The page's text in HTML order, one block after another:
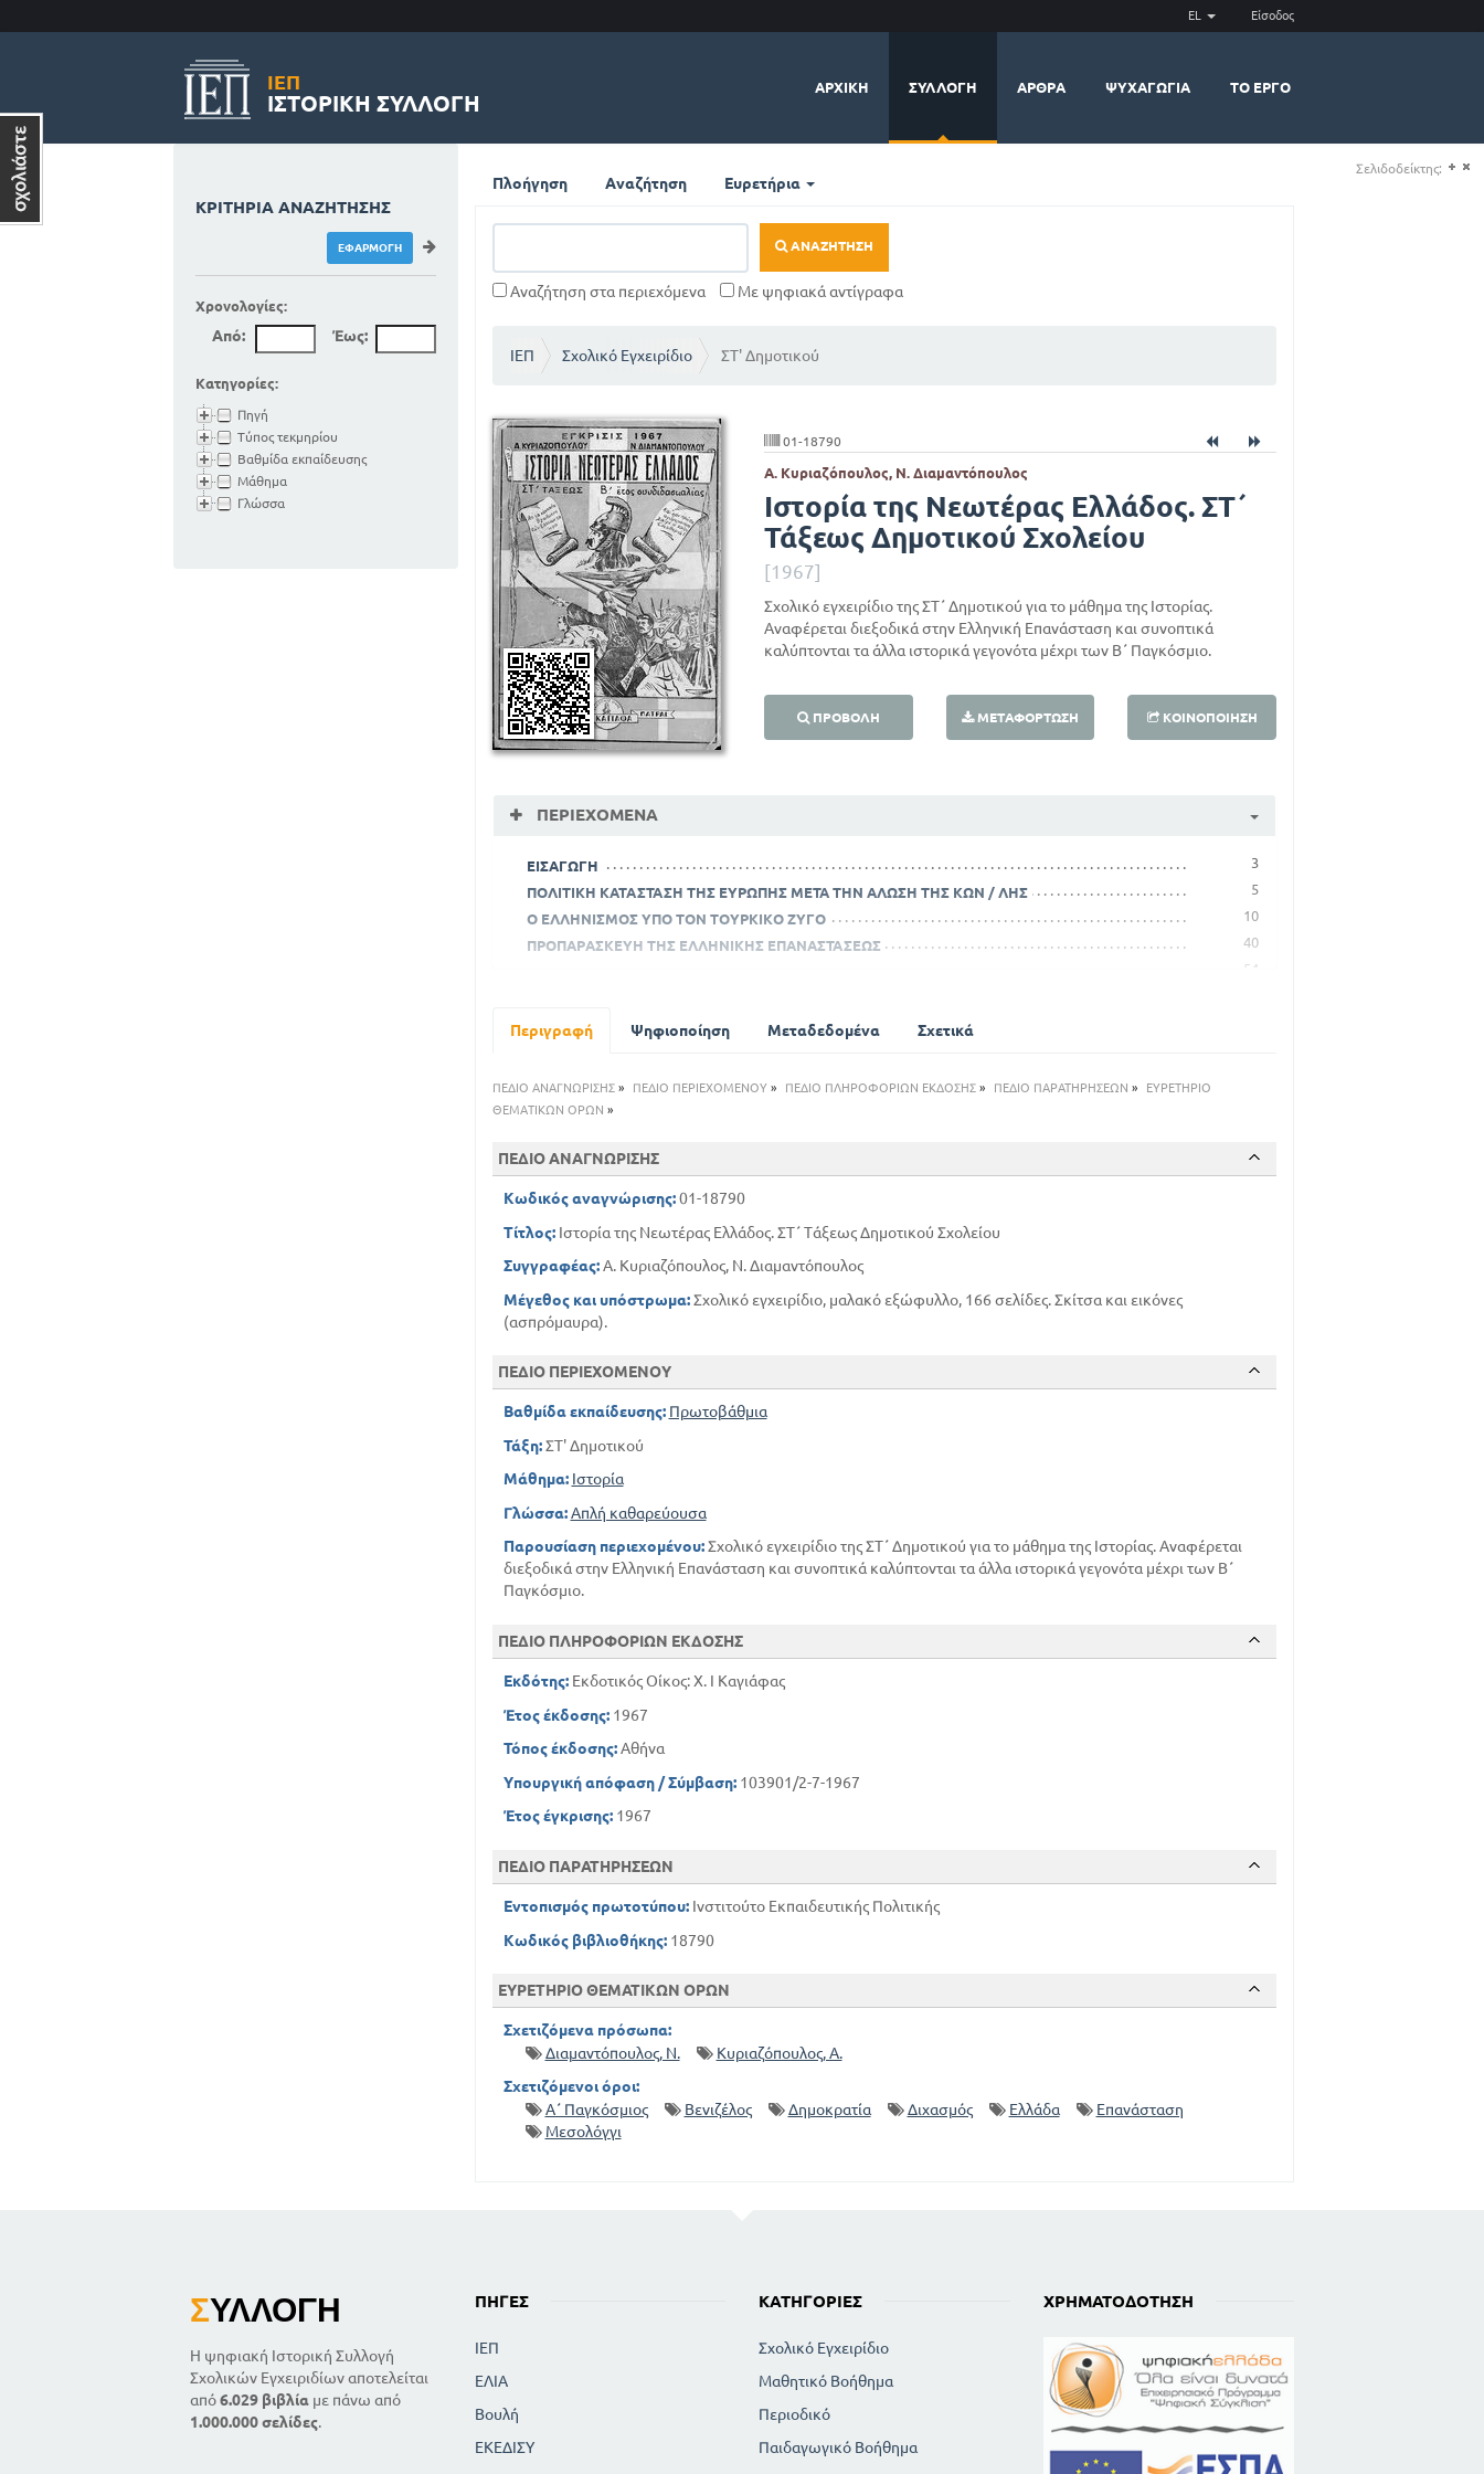
EL Είσοδος
ΙΕΠ
ΙΣΤΟΡΙΚΉ ΣΥΛΛΟΓΉ
ΑΡΧΙΚΉ ΣΥΛΛΟΓΉ ΆΡΘΡΑ ΨΥΧΑΓΩΓΊΑ ΤΟ ΈΡΓΟ
Πλοήγηση Αναζήτηση Ευρετήρια
ΑΝΑΖΉΤΗΣΗ
Αναζήτηση στα περιεχόμενα Με ψηφιακά αντίγραφα
ΙΕΠ Σχολικό Εγχειρίδιο ΣΤ' Δημοτικού
01-18790
Α. Κυριαζόπουλος, Ν. Διαμαντόπουλος
Ιστορία της Νεωτέρας Ελλάδος. ΣΤ΄
Τάξεως Δημοτικού Σχολείου
[1967]
Σχολικό εγχειρίδιο της ΣΤ΄ Δημοτικού για το μάθημα της Ιστορίας.
Αναφέρεται διεξοδικά στην Ελληνική Επανάσταση και συνοπτικά
καλύπτονται τα άλλα ιστορικά γεγονότα μέχρι των Β΄ Παγκόσμιο.
ΠΡΟΒΟΛΉ ΜΕΤΑΦΌΡΤΩΣΗ ΚΟΙΝΟΠΟΊΗΣΗ
ΠΕΡΙΕΧΌΜΕΝΑ
ΕΙΣΑΓΩΓΗ
3
ΠΟΛΙΤΙΚΗ ΚΑΤΑΣΤΑΣΗ ΤΗΣ ΕΥΡΩΠΗΣ ΜΕΤΑ ΤΗΝ ΑΛΩΣΗ ΤΗΣ ΚΩΝ / ΛΗΣ
5
Ο ΕΛΛΗΝΙΣΜΟΣ ΥΠΟ ΤΟΝ ΤΟΥΡΚΙΚΟ ΖΥΓΟ
10
ΠΡΟΠΑΡΑΣΚΕΥΗ ΤΗΣ ΕΛΛΗΝΙΚΗΣ ΕΠΑΝΑΣΤΑΣΕΩΣ
40
54
ΤΡΙΤΟ ΕΤΟΣ ΤΗΣ ΕΠΑΝΑΣΤΑΣΗΣΗ
ΕΚΤΟ ΕΤΟΣ ΤΗΣ ΕΠΑΝΑΣΤΑΣΗΣ
ΤΟ ΕΛΕΥΘΕΡΟ ΒΑΣΙΛΕΙΟ
134
Περιγραφή Ψηφιοποίηση Μεταδεδομένα Σχετικά
ΠΕΔΙΟ ΑΝΑΓΝΩΡΙΣΗΣ» ΠΕΔΙΟ ΠΕΡΙΕΧΟΜΕΝΟΥ» ΠΕΔΙΟ ΠΛΗΡΟΦΟΡΙΩΝ ΕΚΔΟΣΗΣ» ΠΕΔΙΟ ΠΑΡΑΤΗΡΗΣΕΩΝ »
ΕΥΡΕΤΗΡΙΟ
ΘΕΜΑΤΙΚΩΝ ΟΡΩΝ »
ΠΕΔΙΟ ΑΝΑΓΝΩΡΙΣΗΣ
Κωδικός αναγνώρισης:01-18790
Τίτλος:Ιστορία της Νεωτέρας Ελλάδος. ΣΤ΄ Τάξεως Δημοτικού Σχολείου
Συγγραφέας:Α. Κυριαζόπουλος, Ν. Διαμαντόπουλος
Μέγεθος και υπόστρωμα:Σχολικό εγχειρίδιο, μαλακό εξώφυλλο, 166 σελίδες. Σκίτσα και εικόνες
(ασπρόμαυρα).
ΠΕΔΙΟ ΠΕΡΙΕΧΟΜΕΝΟΥ
Βαθμίδα εκπαίδευσης: Πρωτοβάθμια
Τάξη:ΣΤ' Δημοτικού
Μάθημα: Ιστορία
Γλώσσα: Απλή καθαρεύουσα
Παρουσίαση περιεχομένου:Σχολικό εγχειρίδιο της ΣΤ΄ Δημοτικού για το μάθημα της Ιστορίας. Αναφέρεται
διεξοδικά στην Ελληνική Επανάσταση και συνοπτικά καλύπτονται τα άλλα ιστορικά γεγονότα μέχρι των Β΄
Παγκόσμιο.
ΠΕΔΙΟ ΠΛΗΡΟΦΟΡΙΩΝ ΕΚΔΟΣΗΣ
Εκδότης:Εκδοτικός Οίκος: Χ. Ι Καγιάφας
Έτος έκδοσης:1967
Τόπος έκδοσης:Αθήνα
Υπουργική απόφαση / Σύμβαση:103901/2-7-1967
Έτος έγκρισης:1967
ΠΕΔΙΟ ΠΑΡΑΤΗΡΗΣΕΩΝ
Εντοπισμός πρωτοτύπου:Ινστιτούτο Εκπαιδευτικής Πολιτικής
Κωδικός βιβλιοθήκης:18790
ΕΥΡΕΤΗΡΙΟ ΘΕΜΑΤΙΚΩΝ ΟΡΩΝ
Σχετιζόμενα πρόσωπα:
Διαμαντόπουλος, Ν.
Κυριαζόπουλος, Α.
Σχετιζόμενοι όροι:
Α΄ Παγκόσμιος
Βενιζέλος Δημοκρατία Διχασμός Ελλάδα
Επανάσταση
Μεσολόγγι
ΚΡΙΤΉΡΙΑ ΑΝΑΖΉΤΗΣΗΣ
Χρονολογίες:
Από: Έως:
Κατηγορίες:
Πηγή
Τύπος τεκμηρίου
Βαθμίδα εκπαίδευσης
Μάθημα
Γλώσσα
ΣΥΛΛΟΓΉ
Η ψηφιακή Ιστορική Συλλογή
Σχολικών Εγχειριδίων αποτελείται
από6.029 βιβλία με πάνω από
1.000.000 σελίδες.
ΠΗΓΈΣ
ΙΕΠ
ΕΛΙΑ
Βουλή
ΕΚΕΔΙΣΥ
ΚΑΤΗΓΟΡΊΕΣ
Σχολικό Εγχειρίδιο
Μαθητικό Βοήθημα
Περιοδικό
Παιδαγωγικό Βοήθημα
ΧΡΗΜΑΤΟΔΌΤΗΣΗ
Σελιδοδείκτης: